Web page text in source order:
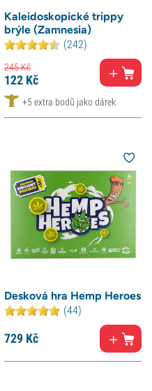
Kaleidoskopické trippy
brýle (Zamnesia)
(242)
245Kč
122 Kč
+5 extra bodů jako dárek
Desková hra Hemp Heroes
(44)
729 Kč